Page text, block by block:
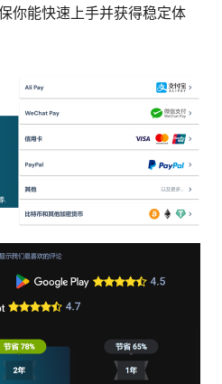
你能快速上手并获得稳定体